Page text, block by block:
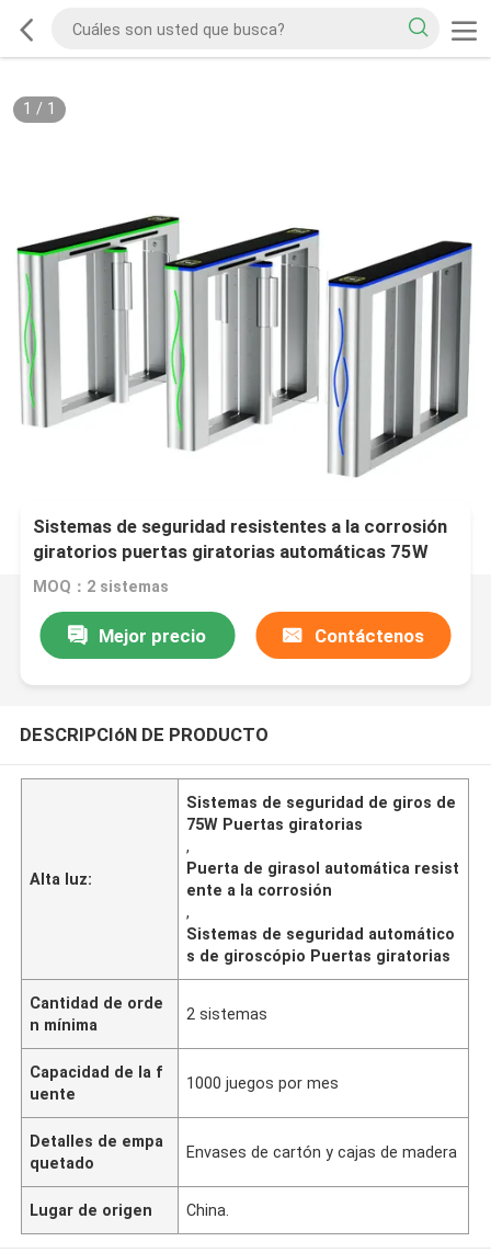
1 / 1
Sistemas de seguridad resistentes a la corrosión
giratorios puertas giratorias automáticas 75W
MOQ：2 sistemas
Mejor precio Contáctenos
DESCRIPCIóN DE PRODUCTO
Alta luz:
Sistemas de seguridad de giros de
75W Puertas giratorias
,
Puerta de girasol automática resist
ente a la corrosión
,
Sistemas de seguridad automático
s de giroscópio Puertas giratorias
Cantidad de orde
n mínima
2 sistemas
Capacidad de la f
uente
1000 juegos por mes
Detalles de empa
quetado
Envases de cartón y cajas de madera
Lugar de origen China.